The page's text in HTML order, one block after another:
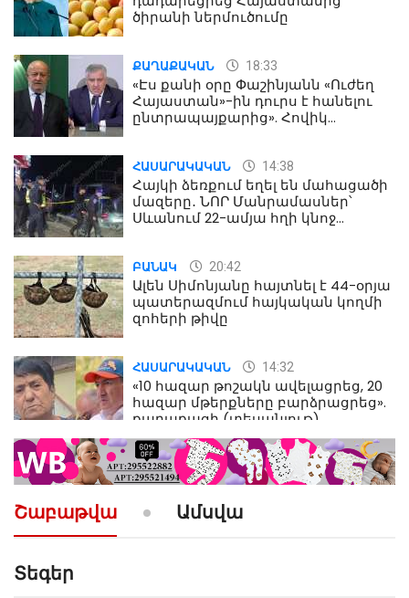
ծիրանի ներմուծումը
ՔԱՂԱՔԱԿԱՆ 18:33
«Էս քանի օրը Փաշինյանն «Ուժեղ
Հայաստան»-ին դուրս է հանելու
ընտրապայքարից». Հովիկ
ՀԱՍԱՐԱԿԱԿԱՆ 14:38
Հայկի ձեռքում եղել են մահացածի
մազերը․ ՆՈՐ Մանրամասներ՝
Սևանում 22-ամյա հղի կնոջ
ԲԱՆԱԿ 20:42
Ալեն Սիմոնյանը հայտնել է 44-օրյա
պատերազմում հայկական կողմի
զոհերի թիվը
ՀԱՍԱՐԱԿԱԿԱՆ 14:32
«10 հազար թոշակն ավելացրեց, 20
հազար մթերքները բարձրացրեց».
քաղաքացի (տեսանյութ)
ՔԱՂԱՔԱԿԱՆ 10:52
«Լեզվիդ տալու փոխարեն
արտաբերիր այս երկու
նախադասությունը»․ Իշխան
Շաբաթվա Ամսվա
Տեգեր